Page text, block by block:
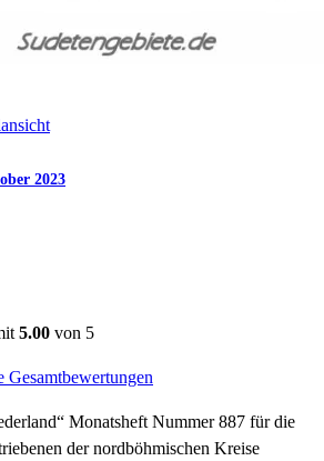
2023
5.00 von 5
Gesamtbewertungen
Monatsheft Nummer 887 für die
der nordböhmischen Kreise